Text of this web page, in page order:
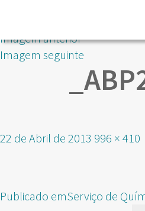
Imagem anterior
Imagem seguinte
Publicado
22 de Abril de 2013 Tamanho
996 × 410
NAVEGAÇÃO
Publicado emServiço de